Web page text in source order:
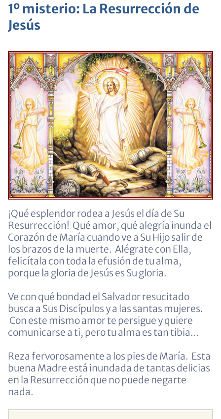
1º misterio: La Resurrección de
Jesús
¡Qué esplendor rodea a Jesús el día de Su
Resurrección! Qué amor, qué alegría inunda el
Corazón de María cuando ve a Su Hijo salir de
los brazos de la muerte. Alégrate con Ella,
felicítala con toda la efusión de tu alma,
porque la gloria de Jesús es Su gloria.
Ve con qué bondad el Salvador resucitado
busca a Sus Discípulos y a las santas mujeres.
Con este mismo amor te persigue y quiere
comunicarse a ti, pero tu alma es tan tibia...
Reza fervorosamente a los pies de María. Esta
buena Madre está inundada de tantas delicias
en la Resurrección que no puede negarte
nada.